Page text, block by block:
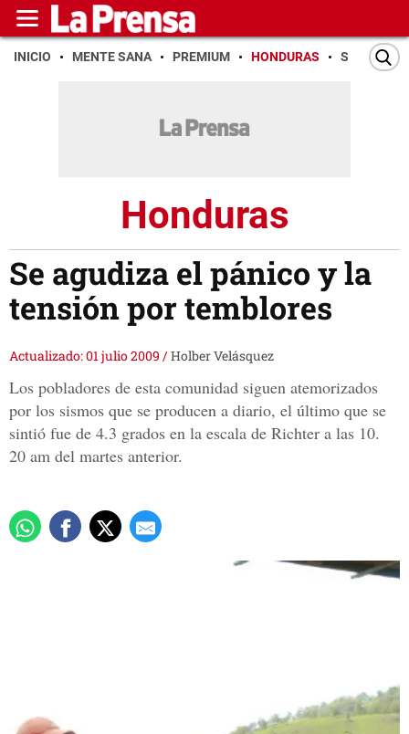
INICIO MENTE SANA PREMIUM HONDURAS SAN PEDRO
Honduras
Se agudiza el pánico y la
tensión por temblores
Actualizado: 01 julio 2009 /Holber Velásquez
Los pobladores de esta comunidad siguen atemorizados
por los sismos que se producen a diario, el último que se
sintió fue de 4.3 grados en la escala de Richter a las 10.
20 am del martes anterior.